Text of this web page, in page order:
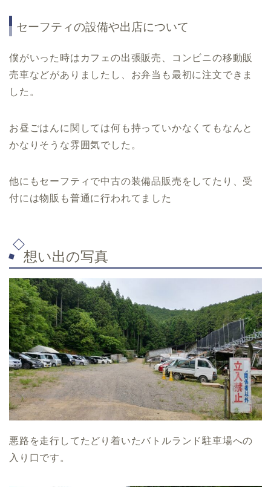
セーフティの設備や出店について
僕がいった時はカフェの出張販売、コンビニの移動販
売車などがありましたし、お弁当も最初に注文できま
した。
お昼ごはんに関しては何も持っていかなくてもなんと
かなりそうな雰囲気でした。
他にもセーフティで中古の装備品販売をしてたり、受
付には物販も普通に行われてました
想い出の写真
悪路を走行してたどり着いたバトルランド駐車場への
入り口です。